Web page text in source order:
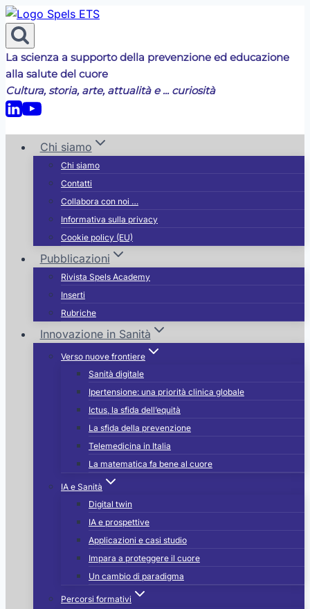
Salta
al
contenuto
La scienza a supporto della prevenzione ed educazione
alla salute del cuore
Cultura, storia, arte, attualità e ... curiosità
Chi siamo
Chi siamo
Contatti
Collabora con noi …
Informativa sulla privacy
Cookie policy (EU)
Pubblicazioni
Rivista Spels Academy
Inserti
Rubriche
Innovazione in Sanità
Verso nuove frontiere
Sanità digitale
Ipertensione: una priorità clinica globale
Ictus, la sfida dell’equità
La sfida della prevenzione
Telemedicina in Italia
La matematica fa bene al cuore
IA e Sanità
Digital twin
IA e prospettive
Applicazioni e casi studio
Impara a proteggere il cuore
Un cambio di paradigma
Percorsi formativi